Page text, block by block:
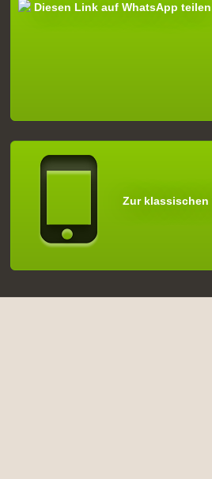
Diesen Link auf WhatsApp teilen
Zur klassischen